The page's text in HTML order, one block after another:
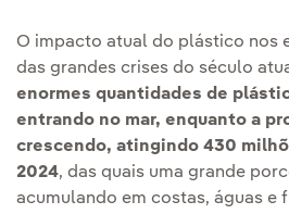
O impacto atual do plástico nos
das grandes crises do século
enormes quantidades de
entrando no mar, enquanto a
crescendo, atingindo 430
2024, das quais uma grande
acumulando em costas, águas e